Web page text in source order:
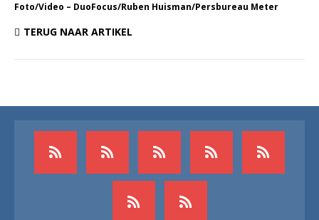
Foto/Video – DuoFocus/Ruben Huisman/Persbureau Meter
TERUG NAAR ARTIKEL